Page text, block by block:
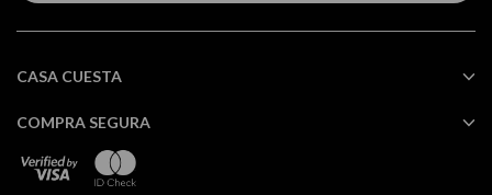
informativo:
CASA CUESTA
COMPRA SEGURA